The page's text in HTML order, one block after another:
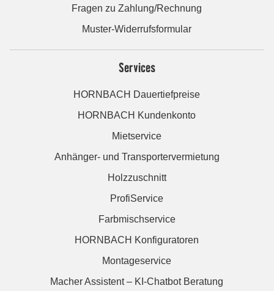
Fragen zu Zahlung/Rechnung
Muster-Widerrufsformular
Services
HORNBACH Dauertiefpreise
HORNBACH Kundenkonto
Mietservice
Anhänger- und Transportervermietung
Holzzuschnitt
ProfiService
Farbmischservice
HORNBACH Konfiguratoren
Montageservice
Macher Assistent – KI-Chatbot Beratung